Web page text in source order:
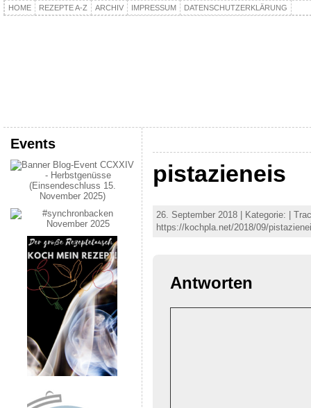
HOME REZEPTE A-Z ARCHIV IMPRESSUM DATENSCHUTZERKLÄRUNG
Events
pistazieneis
26. September 2018 | Kategorie: |
https://kochpla.net/2018/09/
Antworten